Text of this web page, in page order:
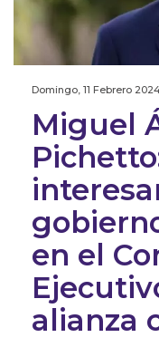
Domingo, 11 Febrero
Miguel
en el
alianza